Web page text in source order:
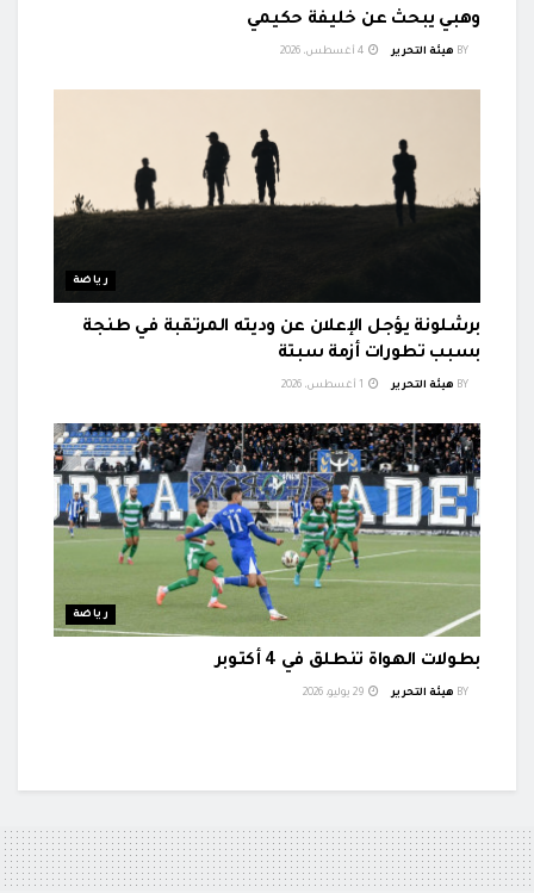
وهبي يبحث عن خليفة حكيمي
BY هيئة التحرير
رياضة
برشلونة يؤجل الإعلان عن وديته المرتقبة في طنجة
بسبب تطورات أزمة سبتة
BY هيئة التحرير
رياضة
بطولات الهواة تنطلق في 4 أكتوبر
BY هيئة التحرير